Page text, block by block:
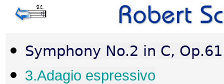
Symphony No.2 in C, Op.61
3.Adagio espressivo